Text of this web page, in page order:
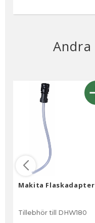
Makita Flaskadapter
Tillebhör till DHW180